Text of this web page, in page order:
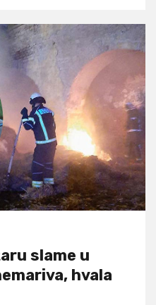
slame u
hvala